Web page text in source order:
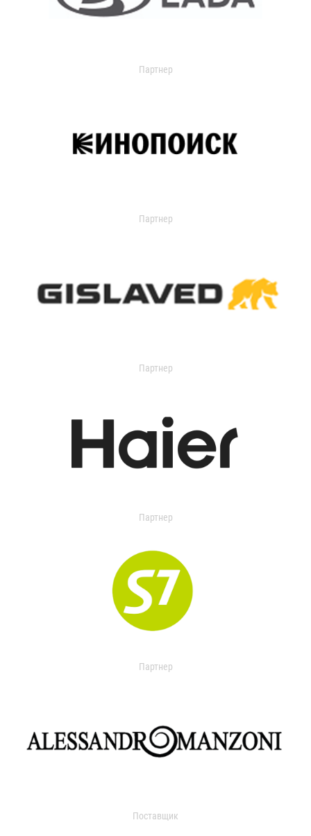
Партнер
Партнер
Партнер
Партнер
Партнер
Поставщик